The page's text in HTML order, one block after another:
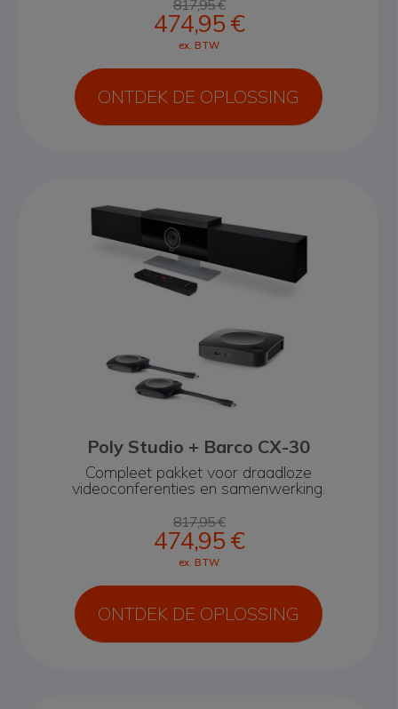
817,95 €
474,95 €
ex. BTW
ONTDEK DE OPLOSSING
Poly Studio + Barco CX-30
Compleet pakket voor draadloze
videoconferenties en samenwerking.
817,95 €
474,95 €
ex. BTW
ONTDEK DE OPLOSSING